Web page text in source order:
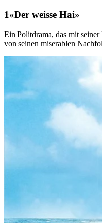
«Der weisse Hai»
Ein Politdrama, das mit
von seinen miserablen